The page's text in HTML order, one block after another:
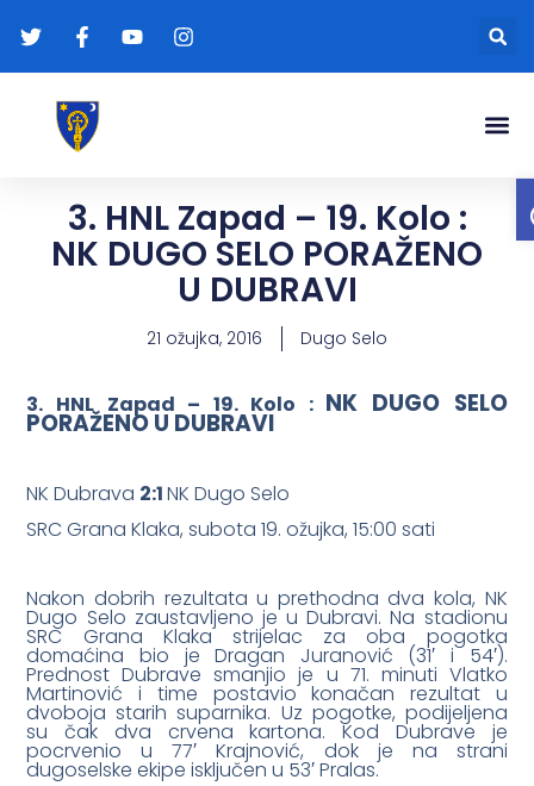
3. HNL Zapad – 19. Kolo :
NK DUGO SELO PORAŽENO
U DUBRAVI
21 ožujka, 2016 Dugo Selo
3. HNL Zapad – 19. Kolo : NK DUGO SELO
PORAŽENO U DUBRAVI
NK Dubrava 2:1NK Dugo Selo
SRC Grana Klaka, subota 19. ožujka, 15:00 sati
Nakon dobrih rezultata u prethodna dva kola, NK
Dugo Selo zaustavljeno je u Dubravi. Na stadionu
SRC Grana Klaka strijelac za oba pogotka
domaćina bio je Dragan Juranović (31′ i 54′).
Prednost Dubrave smanjio je u 71. minuti Vlatko
Martinović i time postavio konačan rezultat u
dvoboja starih suparnika. Uz pogotke, podijeljena
su čak dva crvena kartona. Kod Dubrave je
pocrvenio u 77′ Krajnović, dok je na strani
dugoselske ekipe isključen u 53′ Pralas.